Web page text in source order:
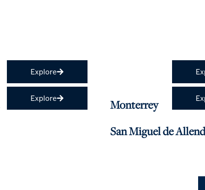
Explore
Monterrey
Explore
San Miguel de